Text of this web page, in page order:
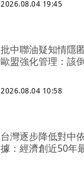
2026.08.04 19:45
批中聯油疑知情隱
歐盟強化管理：該
2026.08.04 10:58
台灣逐步降低對中
據：經濟創近50年